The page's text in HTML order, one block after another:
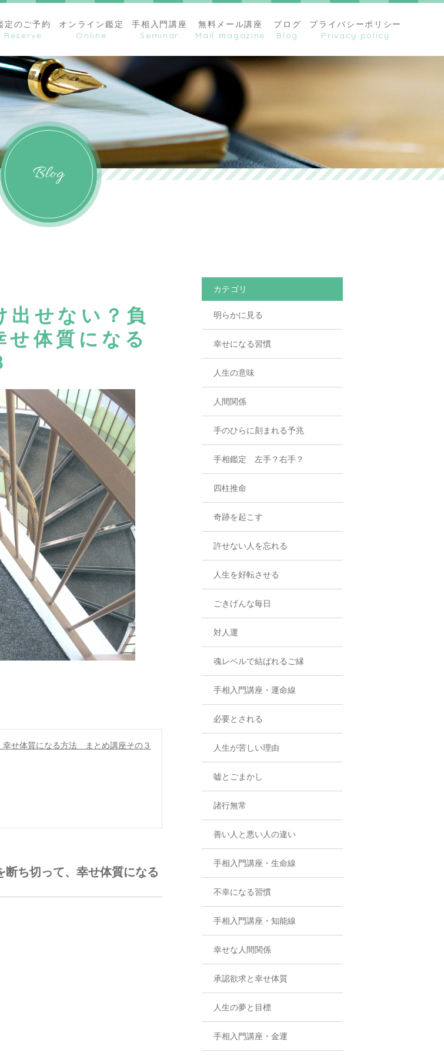
定のご予約 オンライン鑑定 手相入門講座 無料メール講座 ブログ プライバシーポリシー
Blog
出せない？負
体質になる
幸せ体質になる方法 まとめ講座その３
ち切って、幸せ体質になる
カテゴリ
明らかに見る
幸せになる習慣
人生の意味
人間関係
手のひらに刻まれる予兆
手相鑑定 左手？右手？
四柱推命
奇跡を起こす
許せない人を忘れる
人生を好転させる
ごきげんな毎日
対人運
魂レベルで結ばれるご縁
手相入門講座・運命線
必要とされる
人生が苦しい理由
嘘とごまかし
諸行無常
善い人と悪い人の違い
手相入門講座・生命線
不幸になる習慣
手相入門講座・知能線
幸せな人間関係
承認欲求と幸せ体質
人生の夢と目標
手相入門講座・金運